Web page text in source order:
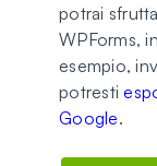
potrai
WPForms,
esempio,
potresti
Google.